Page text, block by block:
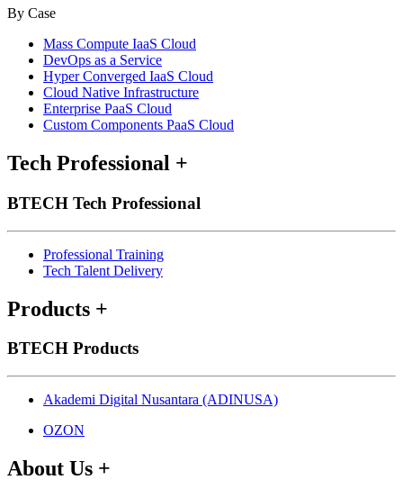
By Case
Mass Compute IaaS Cloud
DevOps as a Service
Hyper Converged IaaS Cloud
Cloud Native Infrastructure
Enterprise PaaS Cloud
Custom Components PaaS Cloud
Tech Professional +
BTECH Tech Professional
Professional Training
Tech Talent Delivery
Products +
BTECH Products
Akademi Digital Nusantara (ADINUSA)
OZON
About Us +